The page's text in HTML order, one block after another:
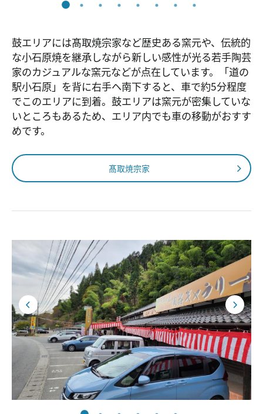
鼓エリアには髙取焼宗家など歴史ある窯元や、伝統的
な小石原焼を継承しながら新しい感性が光る若手陶芸
家のカジュアルな窯元などが点在しています。「道の
駅小石原」を背に右手ヘ南下すると、車で約5分程度
でこのエリアに到着。鼓エリアは窯元が密集していな
いところもあるため、エリア内でも車の移動がおすす
めです。
髙取焼宗家